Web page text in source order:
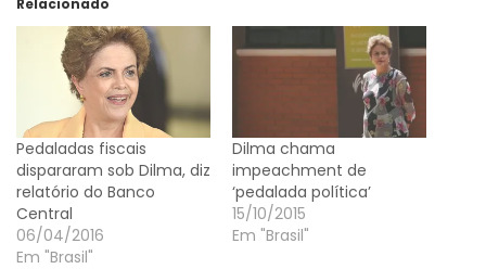
Relacionado
Pedaladas fiscais
dispararam sob Dilma, diz
relatório do Banco
Central
06/04/2016
Em "Brasil"
Dilma chama
impeachment de
‘pedalada política’
15/10/2015
Em "Brasil"